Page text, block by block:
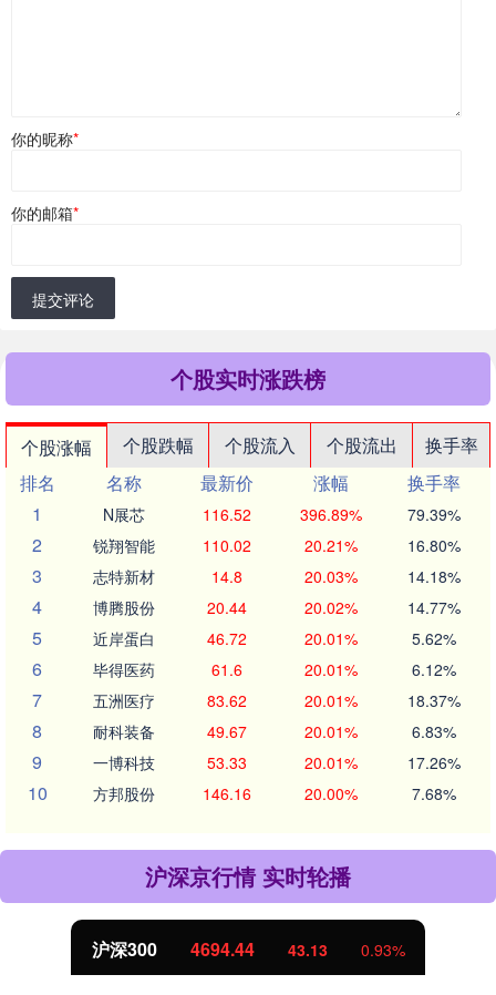
你的昵称*
你的邮箱*
提交评论
个股实时涨跌榜
个股涨幅 个股跌幅 个股流入 个股流出
换手率
排名
名称 最新价 涨幅
换手率
1
N展芯 116.52 396.89% 79.39%
2 锐翔智能 110.02 20.21% 16.80%
3 志特新材 14.8 20.03% 14.18%
4 博腾股份 20.44 20.02% 14.77%
5 近岸蛋白 46.72 20.01% 5.62%
6 毕得医药 61.6 20.01% 6.12%
7 五洲医疗 83.62 20.01% 18.37%
8 耐科装备 49.67 20.01% 6.83%
9 一博科技 53.33 20.01% 17.26%
10 方邦股份 146.16 20.00% 7.68%
沪深京行情 实时轮播
沪深300 4694.44 43.13 0.93%